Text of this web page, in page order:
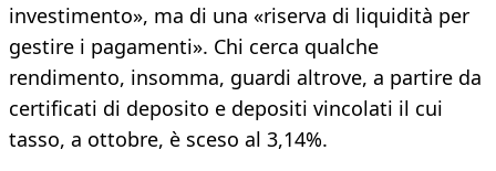
investimento», ma di una «riserva di liquidità per
gestire i pagamenti». Chi cerca qualche
rendimento, insomma, guardi altrove, a partire da
certificati di deposito e depositi vincolati il cui
tasso, a ottobre, è sceso al 3,14%.